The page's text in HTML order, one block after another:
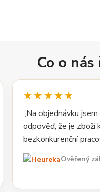
Co o
★★★★★
„Na objednávku
odpověď, že je zboží
bezkonkurenční
Ověřený